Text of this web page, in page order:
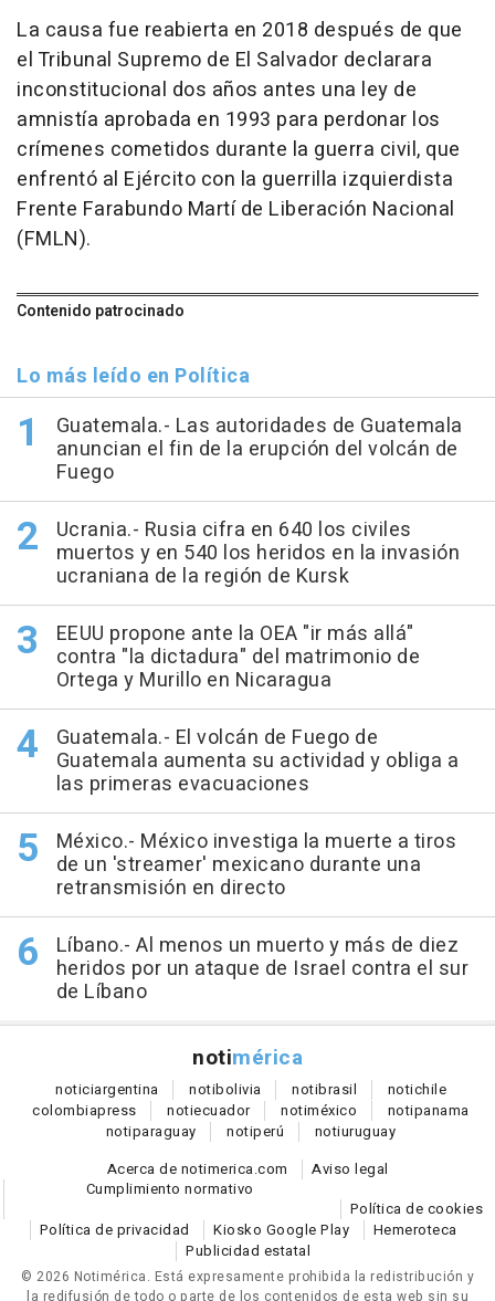
La causa fue reabierta en 2018 después de que
el Tribunal Supremo de El Salvador declarara
inconstitucional dos años antes una ley de
amnistía aprobada en 1993 para perdonar los
crímenes cometidos durante la guerra civil, que
enfrentó al Ejército con la guerrilla izquierdista
Frente Farabundo Martí de Liberación Nacional
(FMLN).
Contenido patrocinado
Lo más leído en Política
Guatemala.- Las autoridades de Guatemala
anuncian el fin de la erupción del volcán de
Fuego
Ucrania.- Rusia cifra en 640 los civiles
muertos y en 540 los heridos en la invasión
ucraniana de la región de Kursk
EEUU propone ante la OEA "ir más allá"
contra "la dictadura" del matrimonio de
Ortega y Murillo en Nicaragua
Guatemala.- El volcán de Fuego de
Guatemala aumenta su actividad y obliga a
las primeras evacuaciones
México.- México investiga la muerte a tiros
de un 'streamer' mexicano durante una
retransmisión en directo
Líbano.- Al menos un muerto y más de diez
heridos por un ataque de Israel contra el sur
de Líbano
notimérica
noticiargentina notibolivia notibrasil notichile
colombiapress notiecuador notiméxico notipanama
notiparaguay notiperú notiuruguay
Acerca de notimerica.com
Aviso legal
Cumplimiento normativo
Política de cookies
Política de privacidad
Kiosko Google Play
Hemeroteca
Publicidad estatal
© 2026 Notimérica. Está expresamente prohibida la redistribución y
la redifusión de todo o parte de los contenidos de esta web sin su